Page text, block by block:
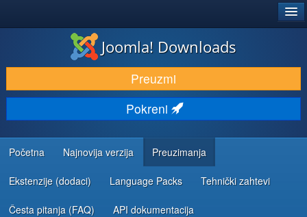
PREUZIMANJE I PROŠIRENJA (EKSTENZIJE)
OTKRIJTE I NAUČITE
ZAJEDNICA I PODRŠKA
RESURSI ZA RAZVOJ
Joomla! Downloads
Preuzmi
Pokreni
Početna Najnovija verzija Preuzimanja
Ekstenzije (dodaci) Language Packs Tehnički zahtevi
Česta pitanja (FAQ) API dokumentacija